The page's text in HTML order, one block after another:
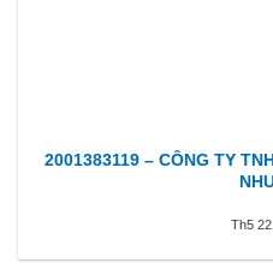
2001383119 – CÔNG TY
Th5